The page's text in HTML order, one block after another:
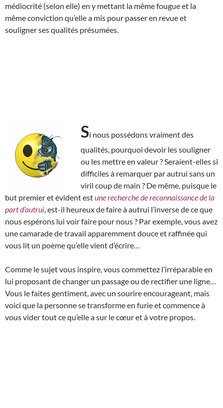
médiocrité (selon elle) en y mettant la même fougue et la
même conviction qu’elle a mis pour passer en revue et
souligner ses qualités présumées.
Si nous possédons vraiment des
qualités, pourquoi devoir les souligner
ou les mettre en valeur ? Seraient-elles si
difficiles à remarquer par autrui sans un
viril coup de main ? De même, puisque le
but premier et évident estune recherche de reconnaissance de la
part d’autrui , est-il heureux de faire à autrui l’inverse de ce que
nous espérons lui voir faire pour nous ? Par exemple, vous avez
une camarade de travail apparemment douce et raffinée qui
vous lit un poème qu’elle vient d’écrire…
Comme le sujet vous inspire, vous commettez l’irréparable en
lui proposant de changer un passage ou de rectifier une ligne…
Vous le faites gentiment, avec un sourire encourageant, mais
voici que la personne se transforme en furie et commence à
vous vider tout ce qu’elle a sur le cœur et à votre propos.